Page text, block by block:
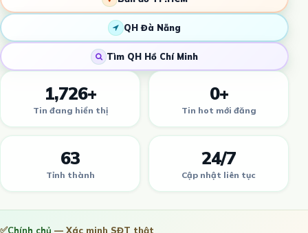
QH Đà Nẵng
Tìm QH Hồ Chí Minh
1,726+
Tin đang hiển thị
0+
Tin hot mới đăng
63
Tỉnh thành
24/7
Cập nhật liên tục
✅Chính chủ — Xác minh SĐT thật